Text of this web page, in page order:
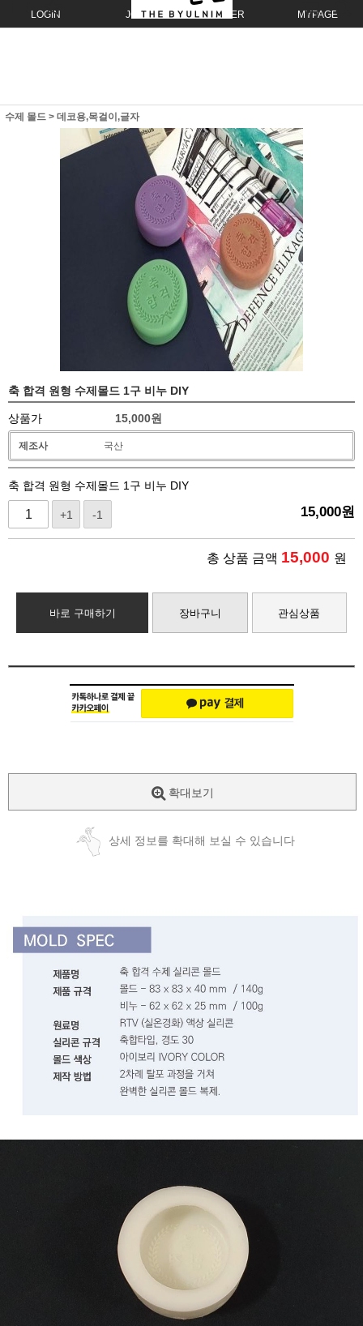
LOGIN JOIN ORDER MYPAGE
수제 몰드 > 데코용,목걸이,글자
축 합격 원형 수제몰드 1구 비누 DIY
상품가 15,000원
제조사 국산
축 합격 원형 수제몰드 1구 비누 DIY
+1 -1 15,000원
총 상품 금액 15,000 원
바로 구매하기 장바구니 관심상품
확대보기
상세 정보를 확대해 보실 수 있습니다